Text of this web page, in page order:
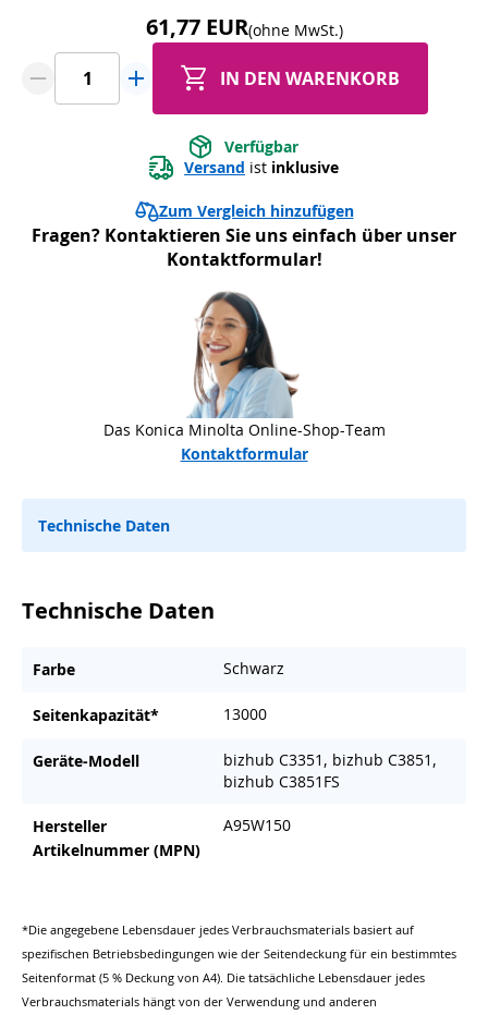
61,77 EUR(ohne MwSt.)
IN DEN WARENKORB
Verfügbar
Versand ist inklusive
Zum Vergleich hinzufügen
Fragen? Kontaktieren Sie uns einfach über unser
Kontaktformular!
Das Konica Minolta Online-Shop-Team
Kontaktformular
Technische Daten
Technische Daten
Farbe Schwarz
Seitenkapazität* 13000
Geräte-Modell
bizhub C3351, bizhub C3851,
bizhub C3851FS
Hersteller
Artikelnummer (MPN)
A95W150
*Die angegebene Lebensdauer jedes Verbrauchsmaterials basiert auf
spezifischen Betriebsbedingungen wie der Seitendeckung für ein bestimmtes
Seitenformat (5 % Deckung von A4). Die tatsächliche Lebensdauer jedes
Verbrauchsmaterials hängt von der Verwendung und anderen